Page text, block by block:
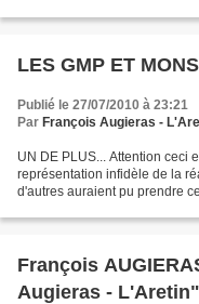
LES GMP ET
Publié le 27/07/2010 à 23:21
Par François Augieras -
UN DE PLUS... Attention ceci
représentation infidèle de la
d'autres auraient pu prendre
François
Augieras - L'Aretin"